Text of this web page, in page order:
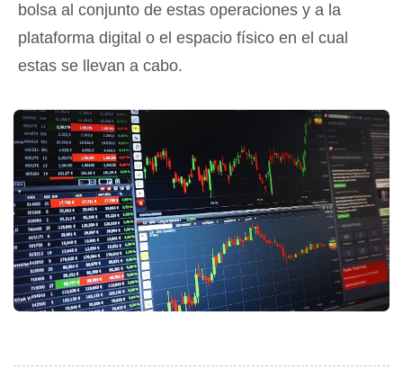
bolsa al conjunto de estas operaciones y a la
plataforma digital o el espacio físico en el cual
estas se llevan a cabo.